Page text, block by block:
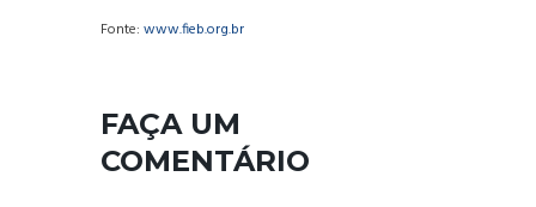
Fonte: www.fieb.org.br
FAÇA UM
COMENTÁRIO